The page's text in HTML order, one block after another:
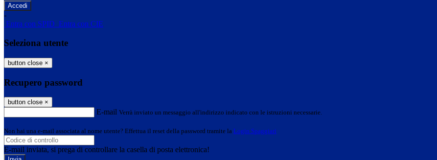
-
Entra con SPID Entra con CIE
Seleziona utente
button close ×
Recupero password
button close ×
E-mail Verrà inviato un messaggio all'indirizzo indicato con le istruzioni necessarie.
Non hai una e-mail associata al nome utente? Effettua il reset della password tramite la Login Spaggiari
E-mail inviata, si prega di controllare la casella di posta elettronica!